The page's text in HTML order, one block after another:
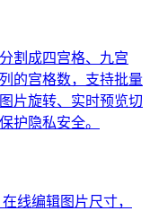
割成四宫格、九宫
的宫格数，支持批量
片旋转、实时预览切
护隐私安全。
线编辑图片尺寸，